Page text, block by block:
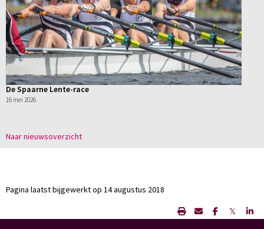
De Spaarne Lente-race
16 mei 2026
Naar nieuwsoverzicht
Pagina laatst bijgewerkt op 14 augustus 2018
𝕏